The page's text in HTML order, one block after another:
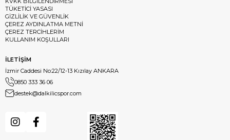
TÜKETİCİ YASASI
GİZLİLİK VE GÜVENLİK
ÇEREZ AYDINLATMA METNİ
ÇEREZ TERCİHLERİM
KULLANIM KOŞULLARI
İLETİŞİM
İzmir Caddesi No:22/12-13 Kızılay ANKARA
0850 333 36 06
destek@dalkilicspor.com